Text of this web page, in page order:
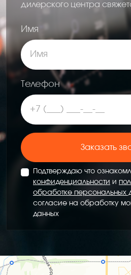
дилерского центра
Имя
Телефон
Заказать
Подтверждаю что
конфиденциальности и
обработке персональных
согласие на обработку
данных